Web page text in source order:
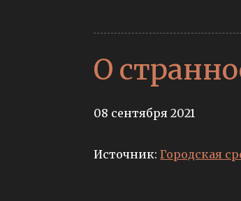
О
08 сентября 2021
Источник:Городская